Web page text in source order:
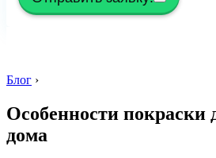
Блог ›
Особенности покраски
дома